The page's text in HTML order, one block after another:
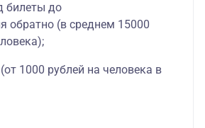
билеты до
обратно (в среднем 15000
1000 рублей на человека в